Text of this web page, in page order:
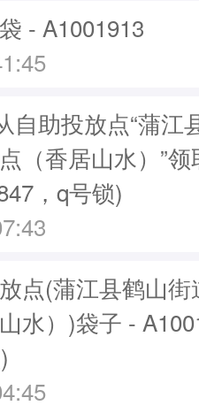
- A1001913
自助投放点“蒲江
（香居山水）”
，q号锁)
点(蒲江县鹤山
水）)袋子 -